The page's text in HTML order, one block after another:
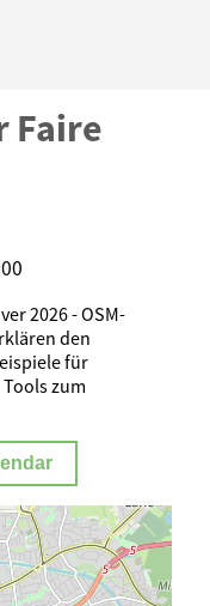
Faire
2026 - OSM-
den
für
zum